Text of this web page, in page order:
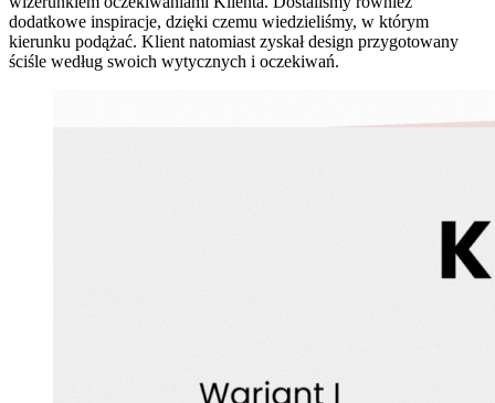
dodatkowe inspiracje, dzięki czemu wiedzieliśmy, w którym
kierunku podążać. Klient natomiast zyskał design przygotowany
ściśle według swoich wytycznych i oczekiwań.